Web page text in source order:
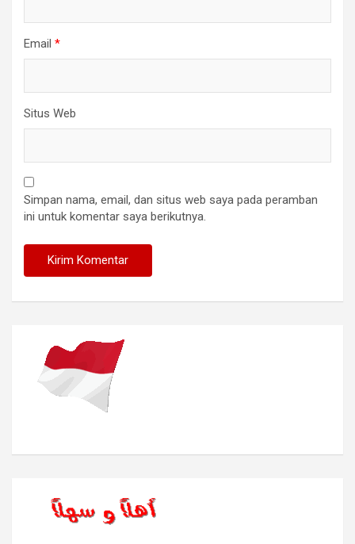
Email *
Situs Web
Simpan nama, email, dan situs web saya pada peramban
ini untuk komentar saya berikutnya.